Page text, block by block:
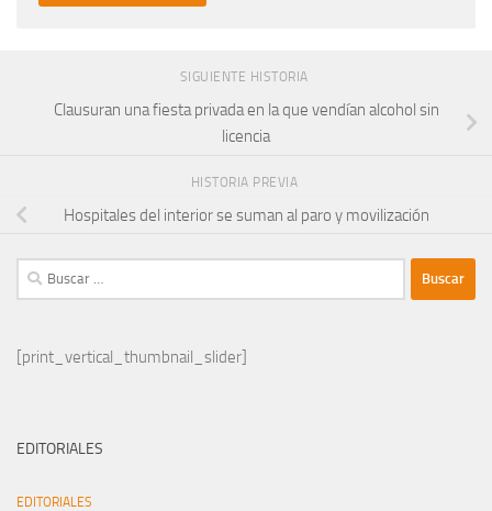
SIGUIENTE HISTORIA
Clausuran una fiesta privada en la que vendían alcohol sin
licencia
HISTORIA PREVIA
Hospitales del interior se suman al paro y movilización
Buscar:
[print_vertical_thumbnail_slider]
EDITORIALES
EDITORIALES